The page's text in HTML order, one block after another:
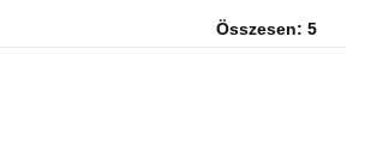
Összesen: 5